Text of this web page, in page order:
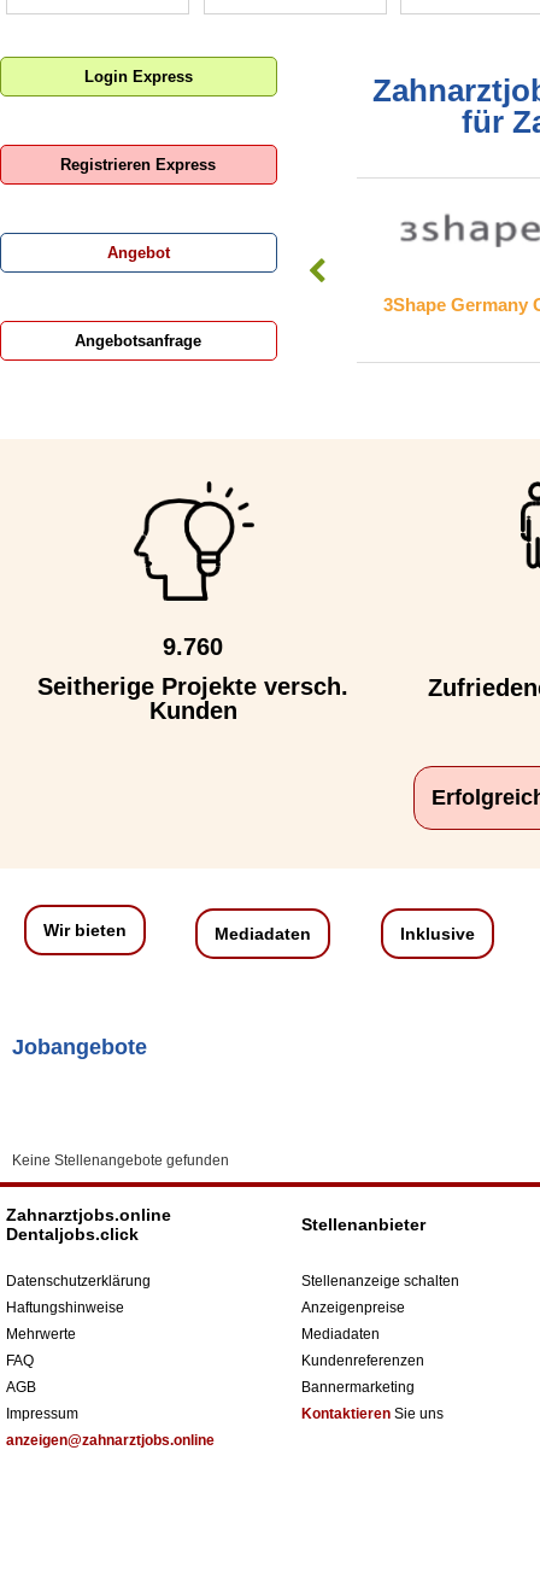
für
Eva-
Login Express
Registrieren Express
Angebot
Angebotsanfrage
9.760
Seitherige Projekte versch.
Kunden
Wir bieten Mediadaten Inklusive
Jobangebote
Keine Stellenangebote gefunden
Zahnarztjobs.online
Dentaljobs.click
Stellenanbieter
Datenschutzerklärung
Haftungshinweise
Mehrwerte
FAQ
AGB
Impressum
anzeigen@zahnarztjobs.online
Stellenanzeige schalten
Anzeigenpreise
Mediadaten
Kundenreferenzen
Bannermarketing
Kontaktieren Sie uns